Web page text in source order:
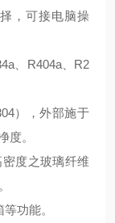
，可接电脑操
、R404a、R2
），外部施于
度。
度之玻璃纤维
功能。